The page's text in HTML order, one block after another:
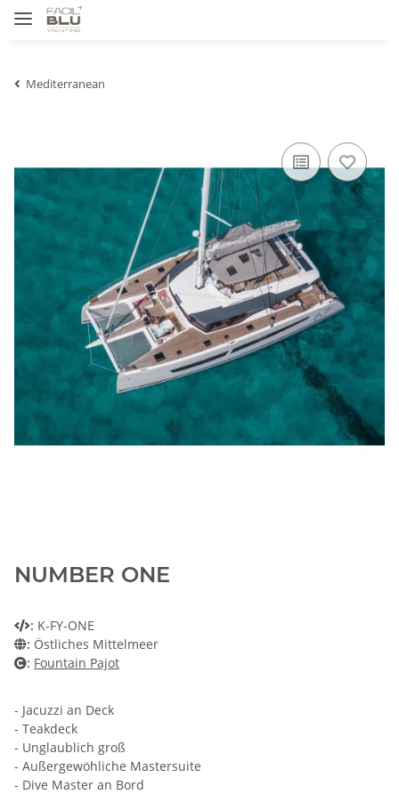
Mediterranean
NUMBER ONE
: K-FY-ONE
: Östliches Mittelmeer
: Fountain Pajot
- Jacuzzi an Deck
- Teakdeck
- Unglaublich groß
- Außergewöhliche Mastersuite
- Dive Master an Bord